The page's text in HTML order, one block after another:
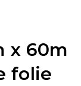
x 60m
folie